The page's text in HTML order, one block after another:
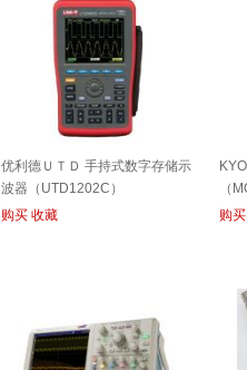
优利德ＵＴＤ 手持式数字存储示
波器（UTD1202C）
购买 收藏
（
购买